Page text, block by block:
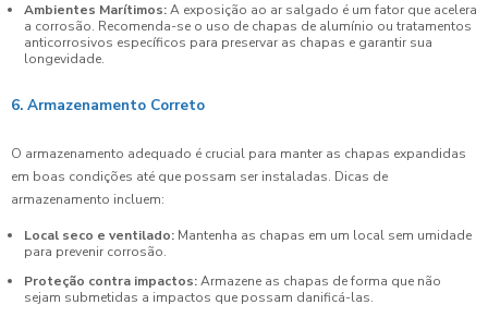
Ambientes Marítimos:A exposição ao ar salgado é um fator que acelera
a corrosão. Recomenda-se o uso de chapas de alumínio ou tratamentos
anticorrosivos específicos para preservar as chapas e garantir sua
longevidade.
6. Armazenamento Correto
O armazenamento adequado é crucial para manter as chapas expandidas
em boas condições até que possam ser instaladas. Dicas de
armazenamento incluem:
Local seco e ventilado: Mantenha as chapas em um local sem umidade
para prevenir corrosão.
Proteção contra impactos:Armazene as chapas de forma que não
sejam submetidas a impactos que possam danificá-las.